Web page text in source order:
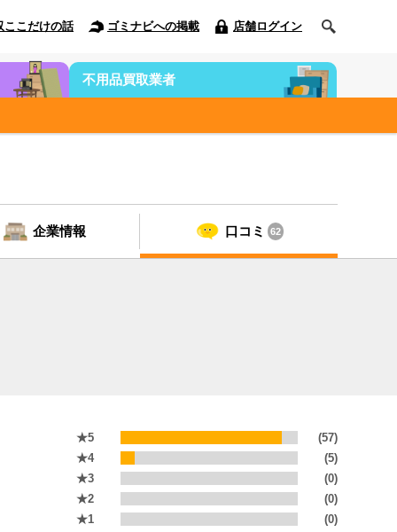
ここだけの話 ゴミナビへの掲載 店舗ログイン
不用品買取業者
企業情報 口コミ 62
★5
(57)
★4
(5)
★3
(0)
★2
(0)
★1
(0)